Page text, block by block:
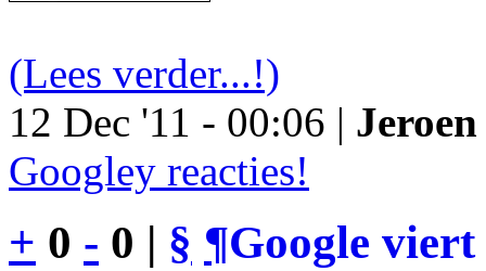
(Lees verder...!)
12 Dec '11 - 00:06 |
Googley reacties!
+ 0 - 0 | § ¶Google